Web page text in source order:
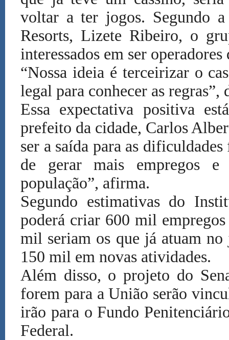
voltar a ter jogos. Segundo
Resorts, Lizete Ribeiro, o
interessados em ser operadores
“Nossa ideia é terceirizar o
legal para conhecer as regras”,
Essa expectativa positiva
prefeito da cidade, Carlos
ser a saída para as
de gerar mais empregos
população”, afirma.
Segundo estimativas do
poderá criar 600 mil
mil seriam os que já atuam
150 mil em novas atividades.
Além disso, o projeto do
forem para a União serão
irão para o Fundo
Federal.